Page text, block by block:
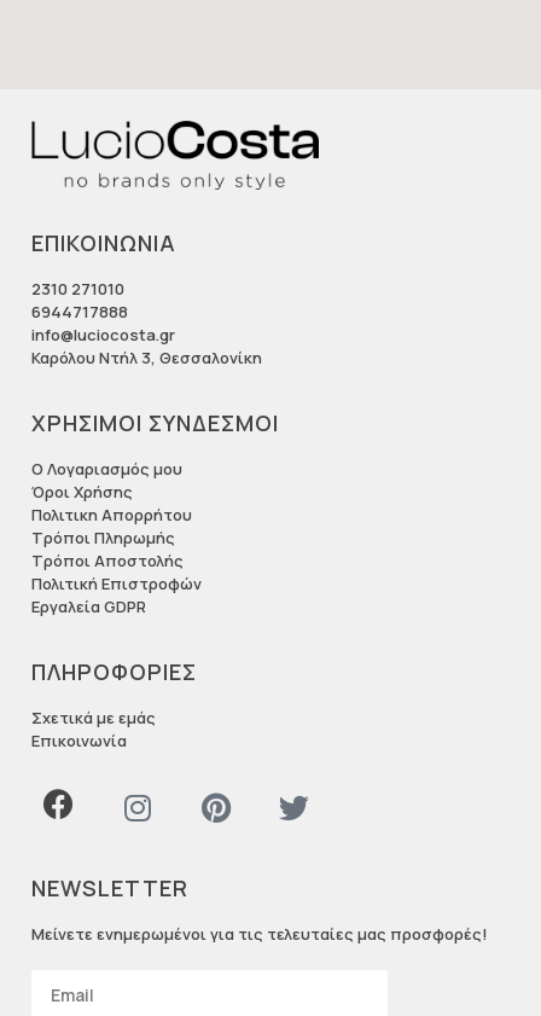
ΕΠΙΚΟΙΝΩΝΙΑ
2310 271010
6944717888
info@luciocosta.gr
Καρόλου Ντήλ 3, Θεσσαλονίκη
ΧΡΗΣΙΜΟΙ ΣΥΝΔΕΣΜΟΙ
Ο Λογαριασμός μου
Όροι Χρήσης
Πολιτικη Απορρήτου
Τρόποι Πληρωμής
Τρόποι Αποστολής
Πολιτική Επιστροφών
Εργαλεία GDPR
ΠΛΗΡΟΦΟΡΙΕΣ
Σχετικά με εμάς
Επικοινωνία
NEWSLETTER
Μείνετε ενημερωμένοι για τις τελευταίες μας προσφορές!